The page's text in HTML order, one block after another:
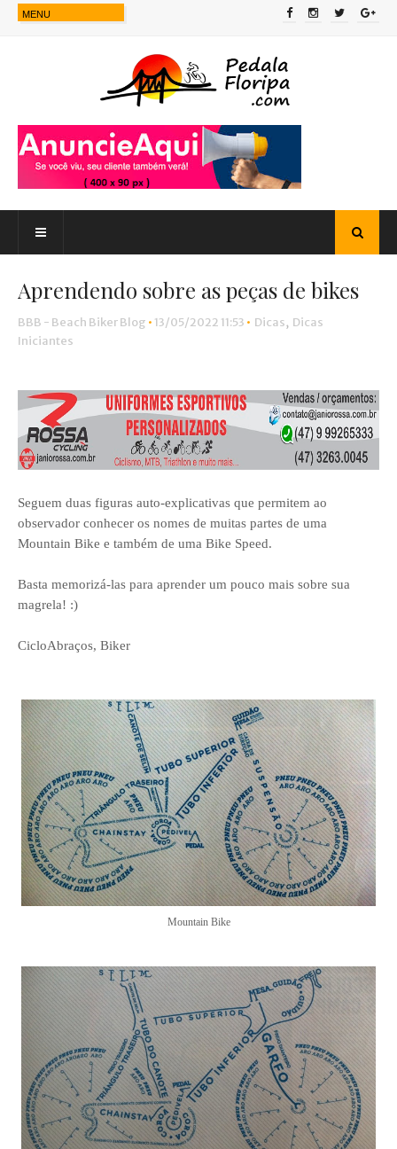
Aprendendo sobre as peças de bikes
BBB - Beach Biker Blog • 13/05/2022 11:53 • Dicas, Dicas
Iniciantes
Seguem duas figuras auto-explicativas que permitem ao
observador conhecer os nomes de muitas partes de uma
Mountain Bike e também de uma Bike Speed.
Basta memorizá-las para aprender um pouco mais sobre sua
magrela! :)
CicloAbraços, Biker
Mountain Bike